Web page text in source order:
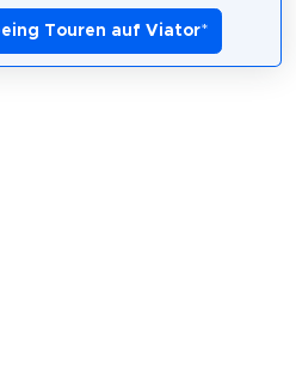
Touren auf Viator*